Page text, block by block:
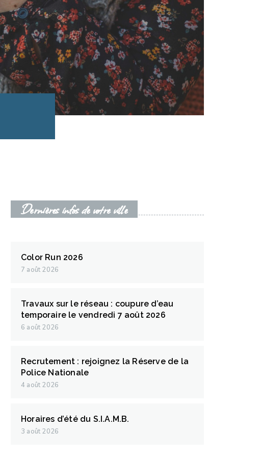
Dernières infos de votre ville
Color Run 2026
7 août 2026
Travaux sur le réseau : coupure d’eau
temporaire le vendredi 7 août 2026
6 août 2026
Recrutement : rejoignez la Réserve de la
Police Nationale
4 août 2026
Horaires d’été du S.I.A.M.B.
3 août 2026